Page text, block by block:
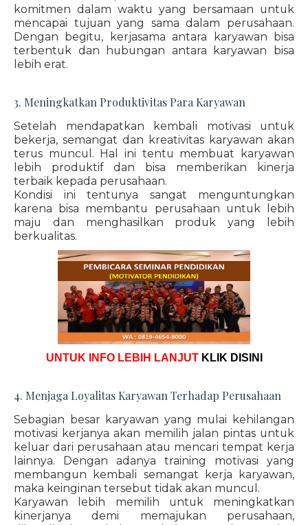
komitmen dalam waktu yang bersamaan untuk
mencapai tujuan yang sama dalam perusahaan.
Dengan begitu, kerjasama antara karyawan bisa
terbentuk dan hubungan antara karyawan bisa
lebih erat.
3. Meningkatkan Produktivitas Para Karyawan
Setelah mendapatkan kembali motivasi untuk
bekerja, semangat dan kreativitas karyawan akan
terus muncul. Hal ini tentu membuat karyawan
lebih produktif dan bisa memberikan kinerja
terbaik kepada perusahaan.
Kondisi ini tentunya sangat menguntungkan
karena bisa membantu perusahaan untuk lebih
maju dan menghasilkan produk yang lebih
berkualitas.
UNTUK INFO LEBIH LANJUT KLIK DISINI
4. Menjaga Loyalitas Karyawan Terhadap Perusahaan
Sebagian besar karyawan yang mulai kehilangan
motivasi kerjanya akan memilih jalan pintas untuk
keluar dari perusahaan atau mencari tempat kerja
lainnya. Dengan adanya training motivasi yang
membangun kembali semangat kerja karyawan,
maka keinginan tersebut tidak akan muncul.
Karyawan lebih memilih untuk meningkatkan
kinerjanya demi memajukan perusahaan,